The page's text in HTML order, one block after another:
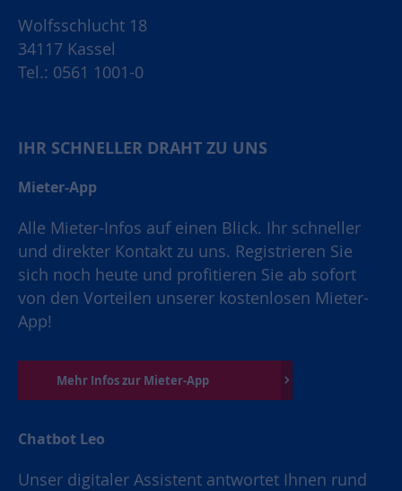
Wolfsschlucht 18
34117 Kassel
Tel.: 0561 1001-0
IHR SCHNELLER DRAHT ZU UNS
Mieter-App
Alle Mieter-Infos auf einen Blick. Ihr schneller
und direkter Kontakt zu uns. Registrieren Sie
sich noch heute und profitieren Sie ab sofort
von den Vorteilen unserer kostenlosen Mieter-
App!
Mehr Infos zur Mieter-App
Chatbot Leo
Unser digitaler Assistent antwortet Ihnen rund